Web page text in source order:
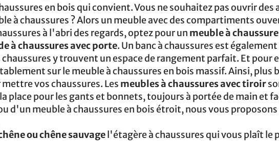
en bois qui convient. Vous ne souhaitez pas ouvrir
à chaussures ? Alors un meuble avec des compartiments
à l'abri des regards, optez pour un meuble à
à chaussures avec porte. Un banc à chaussures est
y trouvent un espace de rangement parfait. Et pour
sur le meuble à chaussures en bois massif. Ainsi, plus
vos chaussures. Les meubles à chaussures avec tiroir
place pour les gants et bonnets, toujours à portée de main et
d'un meuble à chaussures en bois étroit, nous vous proposons
ou chêne sauvagel'étagère à chaussures qui vous plaît le